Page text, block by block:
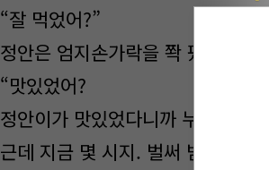
“잘 먹었어?”
정안은 엄지손가락을 쫙 폈다.
“맛있었어?
정안이가 맛있었다니까 누나가 다
근데 지금 몇 시지. 벌써 밤인가?”